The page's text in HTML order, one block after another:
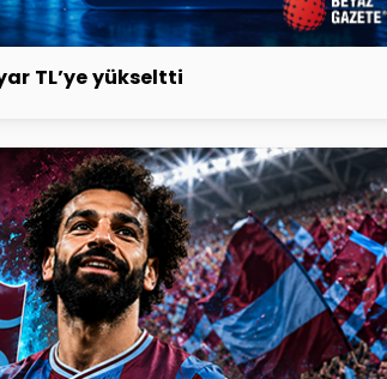
TL’ye yükseltti